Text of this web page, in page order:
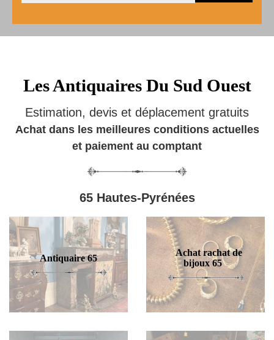
Les Antiquaires Du Sud Ouest
Estimation, devis et déplacement gratuits
Achat dans les meilleures conditions actuelles
et paiement au comptant
65 Hautes-Pyrénées
Antiquaire 65
Achat rachat de
bijoux 65